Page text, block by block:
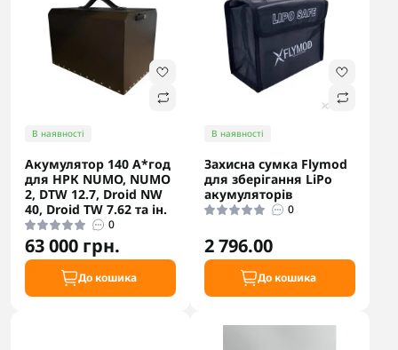
В наявності
Акумулятор 140 А*год
для НРК NUMO, NUMO
2, DTW 12.7, Droid NW
40, Droid TW 7.62 та ін.
0
63 000 грн.
До кошика
В наявності
Захисна сумка Flymod
для зберігання LiPo
акумуляторів
0
2 796.00
До кошика